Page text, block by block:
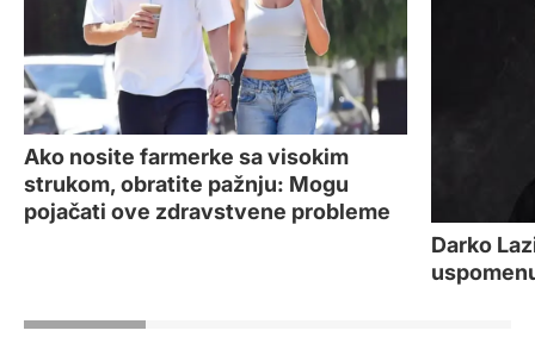
Ako nosite farmerke sa visokim
strukom, obratite pažnju: Mogu
pojačati ove zdravstvene probleme
Darko